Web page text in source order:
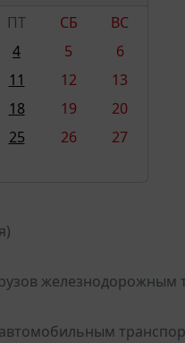
ПТ СБ
ВС
4 5
6
11 12
13
18 19
20
25 26
27
железнодорожным